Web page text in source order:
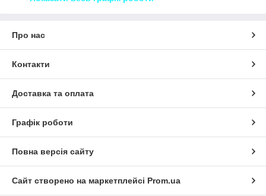
Про нас
Контакти
Доставка та оплата
Графік роботи
Повна версія сайту
Сайт створено на маркетплейсі Prom.ua